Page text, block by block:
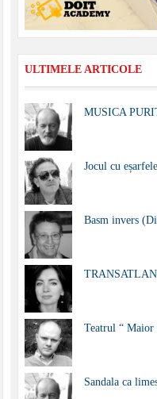
ULTIMELE ARTICOLE
MUSICA
Jocul cu
Basm invers
Teatrul “ Maior
Sandala ca